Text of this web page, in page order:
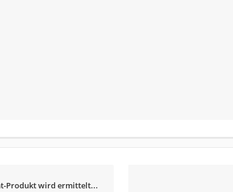
Produkt wird ermittelt...